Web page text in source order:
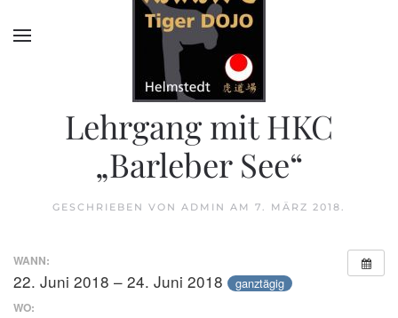
Lehrgang mit HKC
„Barleber See“
GESCHRIEBEN VON ADMIN AM 7. MÄRZ 2018.
WANN:
22. Juni 2018 – 24. Juni 2018 ganztägig
WO: